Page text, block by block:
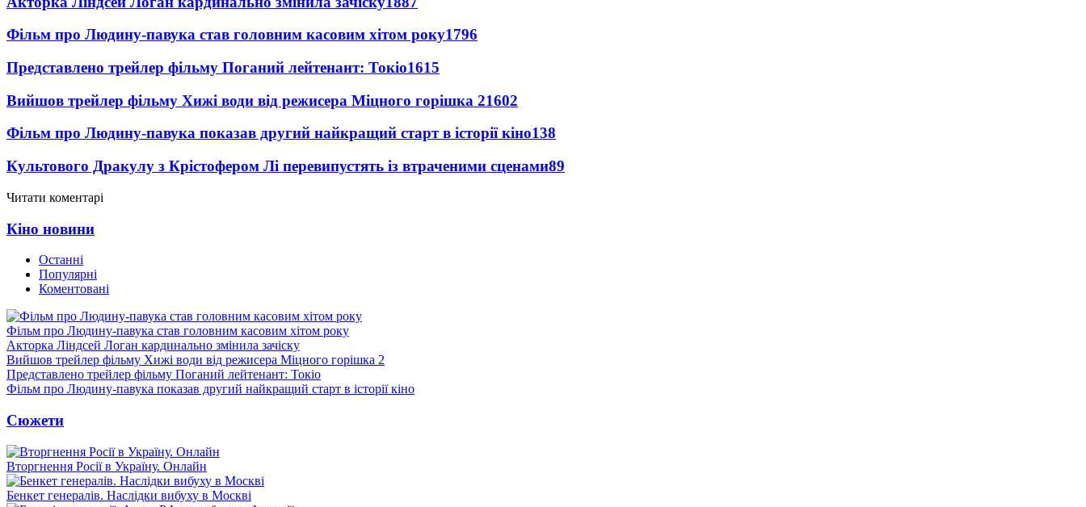
Фільм про Людину-павука став головним касовим хітом року1796
Представлено трейлер фільму Поганий лейтенант: Токіо1615
Вийшов трейлер фільму Хижі води від режисера Міцного горішка 21602
Фільм про Людину-павука показав другий найкращий старт в історії кіно138
Культового Дракулу з Крістофером Лі перевипустять із втраченими сценами89
Читати коментарі
Кіно новини
Останні
Популярні
Коментовані
Фільм про Людину-павука став головним касовим хітом року
Акторка Ліндсей Логан кардинально змінила зачіску
Вийшов трейлер фільму Хижі води від режисера Міцного горішка 2
Представлено трейлер фільму Поганий лейтенант: Токіо
Фільм про Людину-павука показав другий найкращий старт в історії кіно
Сюжети
Вторгнення Росії в Україну. Онлайн
Бенкет генералів. Наслідки вибуху в Москві